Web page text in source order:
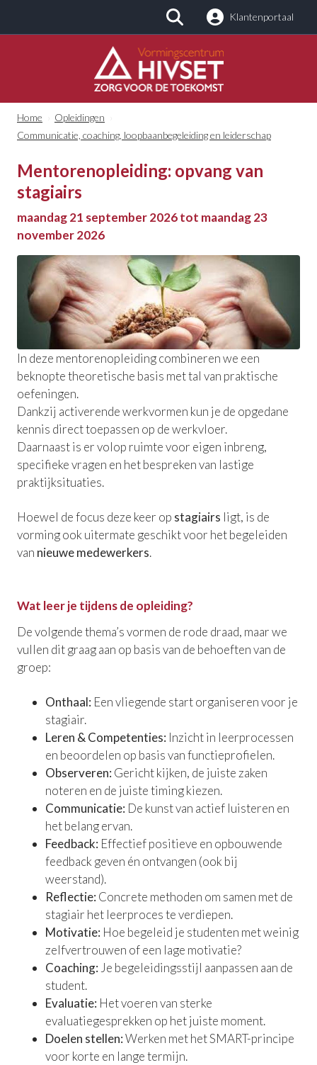
Zoeken Klantenportaal
Home Opleidingen
Communicatie, coaching, loopbaanbegeleiding en leiderschap
Mentorenopleiding: opvang van
stagiairs
maandag 21 september 2026 tot maandag 23
november 2026
In deze mentorenopleiding combineren we een
beknopte theoretische basis met tal van praktische
oefeningen.
Dankzij activerende werkvormen kun je de opgedane
kennis direct toepassen op de werkvloer.
Daarnaast is er volop ruimte voor eigen inbreng,
specifieke vragen en het bespreken van lastige
praktijksituaties.
Hoewel de focus deze keer op stagiairs ligt, is de
vorming ook uitermate geschikt voor het begeleiden
van nieuwe medewerkers.
Wat leer je tijdens de opleiding?
De volgende thema’s vormen de rode draad, maar we
vullen dit graag aan op basis van de behoeften van de
groep:
Onthaal: Een vliegende start organiseren voor je
stagiair.
Leren & Competenties: Inzicht in leerprocessen
en beoordelen op basis van functieprofielen.
Observeren: Gericht kijken, de juiste zaken
noteren en de juiste timing kiezen.
Communicatie: De kunst van actief luisteren en
het belang ervan.
Feedback: Effectief positieve en opbouwende
feedback geven én ontvangen (ook bij
weerstand).
Reflectie: Concrete methoden om samen met de
stagiair het leerproces te verdiepen.
Motivatie: Hoe begeleid je studenten met weinig
zelfvertrouwen of een lage motivatie?
Coaching:Je begeleidingsstijl aanpassen aan de
student.
Evaluatie: Het voeren van sterke
evaluatiegesprekken op het juiste moment.
Doelen stellen:Werken met het SMART-principe
voor korte en lange termijn.